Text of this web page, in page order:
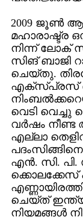
2009 ജൂണ്‍
മഹാരാഷ്ട്ര
നിന്ന്‌ ലോക്‌
സിങ്‌ ബാജി
ചെയ്‌തു.
എക്‌സ്‌പ്രസ്‌
വെടി വെച്ചു
വര്‍ഷം
എല്ലാ
എന്‍. സി. പി.
ക്കൊലക്കേസ്‌
ചെയ്‌ത്‌
നിയമങ്ങള്‍